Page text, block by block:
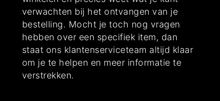
verwachten bij het ontvangen van je
bestelling. Mocht je toch nog vragen
hebben over een specifiek item, dan
staat ons klantenserviceteam altijd klaar
om je te helpen en meer informatie te
verstrekken.